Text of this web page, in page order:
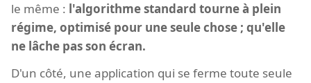
le même : l'algorithme standard tourne à plein
régime, optimisé pour une seule chose ; qu'elle
ne lâche pas son écran.
D'un côté, une application qui se ferme toute seule